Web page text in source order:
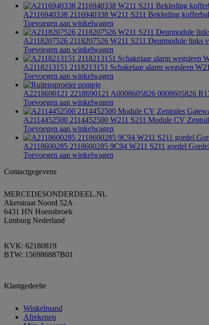
A2116940338 2116940338 W211 S211 Bekleding
Toevoegen aan winkelwagen
A2118207526 2118207526 W211 S211 Deurmodule links
Toevoegen aan winkelwagen
A2118213151 2118213151 Schakelaar alarm wegsleep
Toevoegen aan winkelwagen
A2218690121 2218690121 A0008605826 0008605826
Toevoegen aan winkelwagen
A2114452500 2114452500 W211 S211 Module CV
Toevoegen aan winkelwagen
A2118600285 2118600285 9C94 W211 S211 gordel
Toevoegen aan winkelwagen
Contactgegevens
MERCEDESONDERDEEL.NL
Akerstraat Noord 52A
6431 HN Hoensbroek
Limburg Nederland
KVK: 62180819
BTW: 156986887B01
Klantgedeelte
Winkelmand
Afrekenen